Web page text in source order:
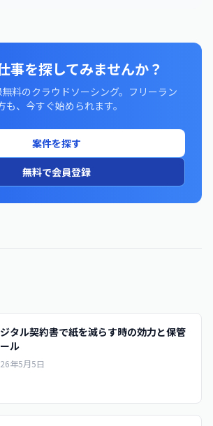
事を探してみませんか？
料のクラウドソーシング。フリーラン
、今すぐ始められます。
案件を探す
無料で会員登録
タル契約書で紙を減らす時の効力と保管
ル
年5月5日